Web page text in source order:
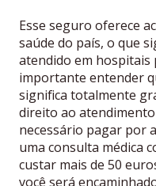
Esse seguro oferece
saúde do país, o que
atendido em hospitais
importante entender
significa totalmente
direito ao
necessário pagar por
uma consulta médica
custar mais de 50
você será